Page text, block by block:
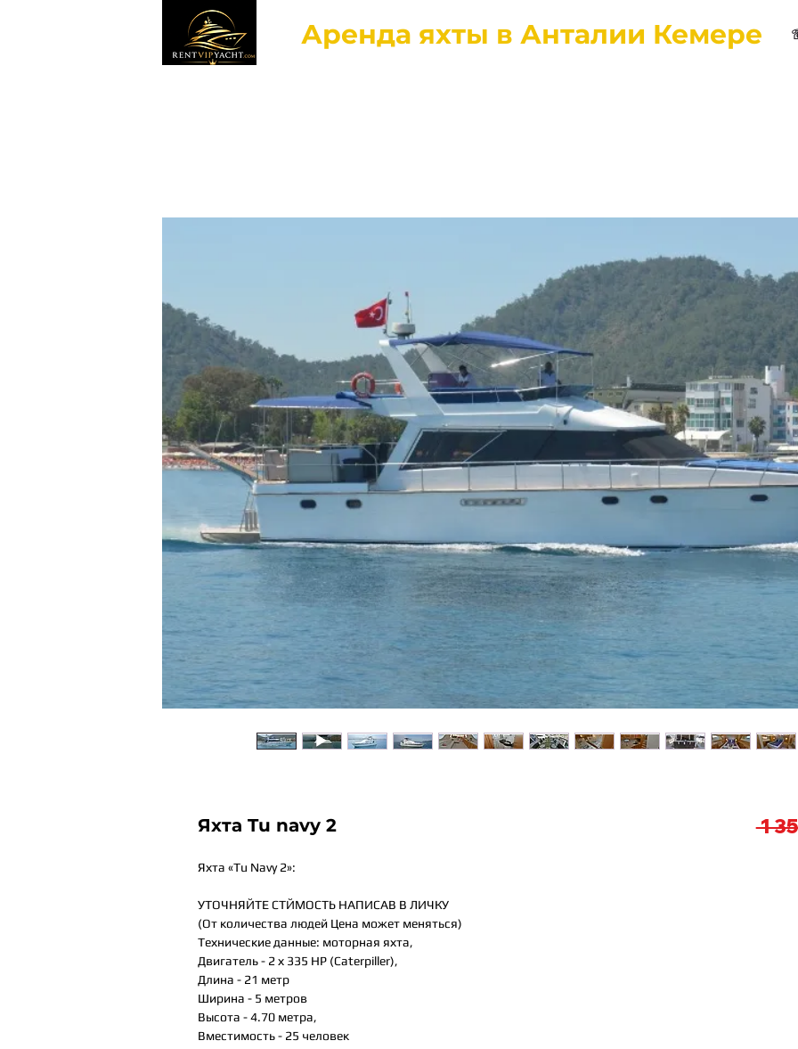
Аренда яхты в Анталии Кемере
Яхта Tu navy 2
Яхта «Tu Navy 2»:
УТОЧНЯЙТЕ СТЙМОСТЬ НАПИСАВ В ЛИЧКУ
(От количества людей Цена может меняться)
Технические данные: моторная яхта,
Двигатель - 2 х 335 HP (Caterpiller),
Длина - 21 метр
Ширина - 5 метров
Высота - 4.70 метра,
Вместимость - 25 человек
1